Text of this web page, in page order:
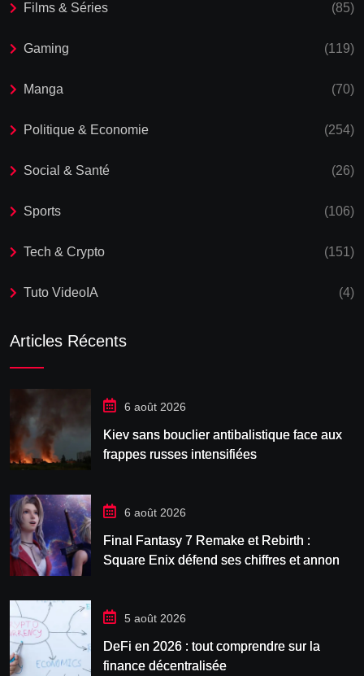
Films & Séries (85)
Gaming (119)
Manga (70)
Politique & Economie (254)
Social & Santé (26)
Sports (106)
Tech & Crypto (151)
Tuto VideoIA (4)
Articles Récents
6 août 2026
Kiev sans bouclier antibalistique face aux
frappes russes intensifiées
6 août 2026
Final Fantasy 7 Remake et Rebirth :
Square Enix défend ses chiffres et annonce
5 août 2026
DeFi en 2026 : tout comprendre sur la
finance décentralisée